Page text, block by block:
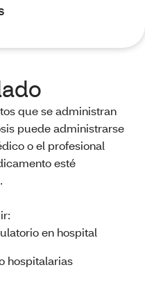
que se administran
puede administrarse
o el profesional
esté
en hospital
hospitalarias